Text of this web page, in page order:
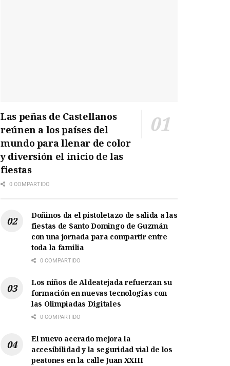
Las peñas de Castellanos
reúnen a los países del
mundo para llenar de color
y diversión el inicio de las
fiestas
0 COMPARTIDO
Doñinos da el pistoletazo de salida a las
fiestas de Santo Domingo de Guzmán
con una jornada para compartir entre
toda la familia
0 COMPARTIDO
Los niños de Aldeatejada refuerzan su
formación en nuevas tecnologías con
las Olimpiadas Digitales
0 COMPARTIDO
El nuevo acerado mejora la
accesibilidad y la seguridad vial de los
peatones en la calle Juan XXIII